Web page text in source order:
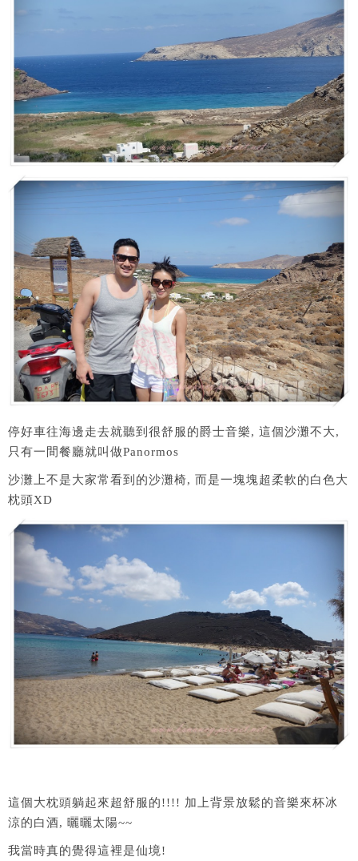
停好車往海邊走去就聽到很舒服的爵士音樂, 這個沙灘不大,
只有一間餐廳就叫做Panormos
沙灘上不是大家常看到的沙灘椅, 而是一塊塊超柔軟的白色大
枕頭XD
這個大枕頭躺起來超舒服的!!!! 加上背景放鬆的音樂來杯冰
涼的白酒, 曬曬太陽~~
我當時真的覺得這裡是仙境!